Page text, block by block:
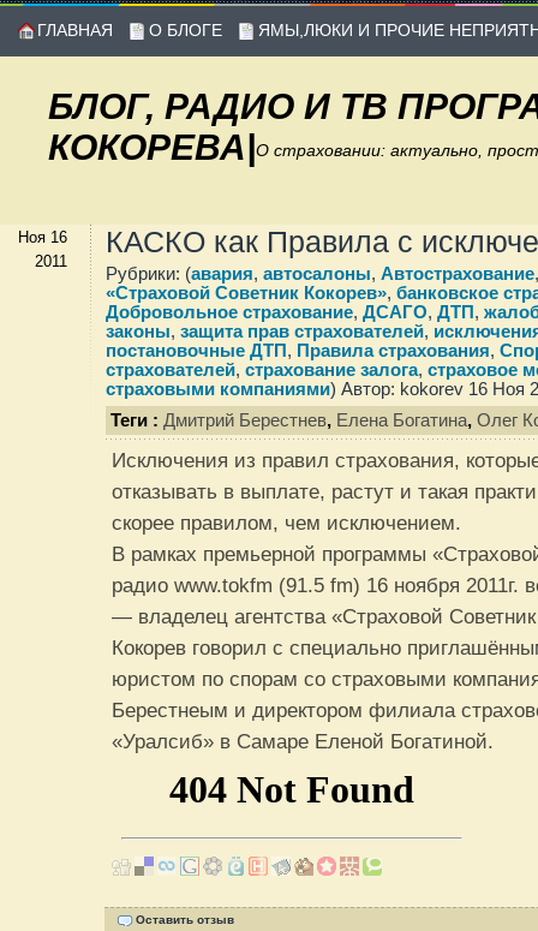
ГЛАВНАЯ О БЛОГЕ ЯМЫ,ЛЮКИ И ПРОЧИЕ
БЛОГ, РАДИО И ТВ
КОКОРЕВА|О страховании: актуально,
Ноя 16
2011
КАСКО как Правила с
Рубрики: (авария, автосалоны, Автострахование
«Страховой Советник Кокорев», банковское
Добровольное страхование, ДСАГО, ДТП ,
законы, защита прав страхователей,
постановочные ДТП , Правила страхования,
страхователей, страхование залога, страховое
страховыми компаниями) Автор: kokorev 16 Ноя
Теги : Дмитрий Берестнев, Елена Богатина, Олег
Исключения из правил страхования,
отказывать в выплате, растут и такая
скорее правилом, чем исключением.
В рамках премьерной программы
радио www.tokfm (91.5 fm) 16 ноября 2011г.
— владелец агентства «Страховой
Кокорев говорил c специально
юристом по спорам со страховыми
Берестнеым и директором филиала
«Уралсиб» в Самаре Еленой Богатиной.
Оставить отзыв